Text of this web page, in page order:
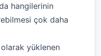
hangilerinin
çok daha
yüklenen